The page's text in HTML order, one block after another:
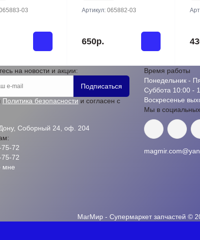
03 Артикул: 065882-03
650р.
на новости и акции:
Подписаться
Политика безопасности и согласен с
Дону, Соборный 24, оф. 204
72
72
мне
Время работы
Понедельник -
Суббота 10:00 -
Воскресенье
Мы в социальных
МагМир - Супермаркет запчастей ©